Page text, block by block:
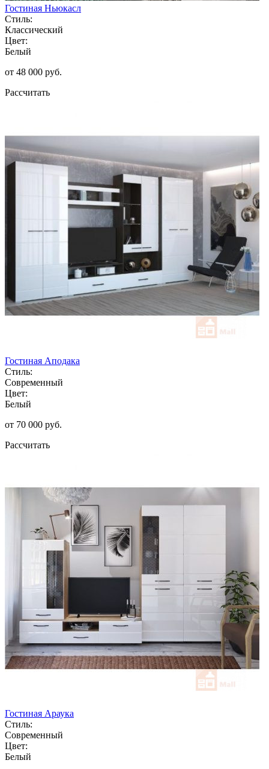
Гостиная Ньюкасл
Стиль:
Классический
Цвет:
Белый
от 48 000 руб.
Рассчитать
Гостиная Аподака
Стиль:
Современный
Цвет:
Белый
от 70 000 руб.
Рассчитать
Гостиная Араука
Стиль:
Современный
Цвет:
Белый